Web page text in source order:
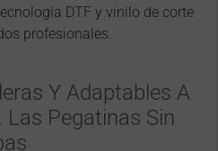
DTF y vinilo de corte
profesionales.
Y Adaptables A
Pegatinas Sin